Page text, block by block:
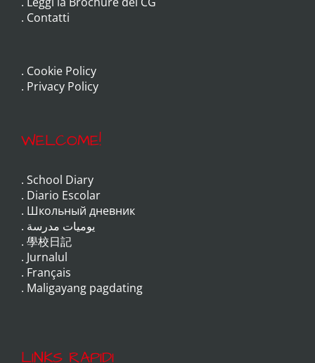
. Contatti
. Cookie Policy
. Privacy Policy
WELCOME!
. School Diary
. Diario Escolar
. Школьный дневник
. يوميات مدرسة
. 學校日記
. Jurnalul
. Français
. Maligayang pagdating
LINKS RAPIDI